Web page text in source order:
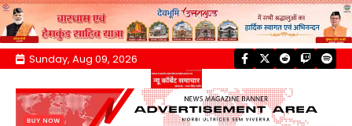
Skip
content
Sunday, Aug 09, 2026 facebook
twitterreddittwitch